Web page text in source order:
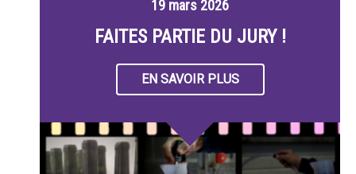
19 mars 2026
FAITES PARTIE DU JURY !
EN SAVOIR PLUS